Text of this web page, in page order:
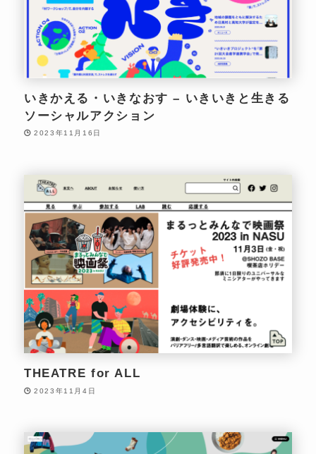
いきかえる・いきなおす – いきいきと生きる
ソーシャルアクション
2023年11月16日
THEATRE for ALL
2023年11月4日